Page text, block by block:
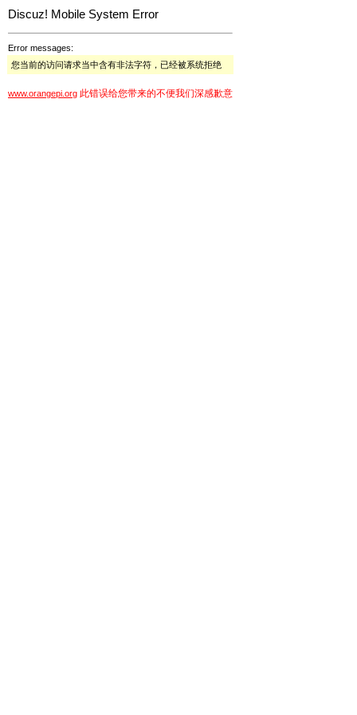
Discuz! Mobile System Error
Error messages:
您当前的访问请求当中含有非法字符，已经被系统拒绝
www.orangepi.org 此错误给您带来的不便我们深感歉意